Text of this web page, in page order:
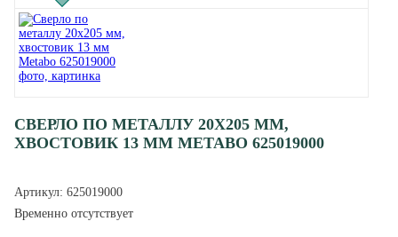
СВЕРЛО ПО МЕТАЛЛУ 20X205 ММ,
ХВОСТОВИК 13 ММ METABO 625019000
Артикул: 625019000
Временно отсутствует